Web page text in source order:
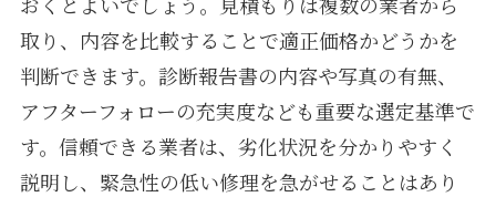
取り、内容を比較することで適正価格かどうかを
判断できます。診断報告書の内容や写真の有無、
アフターフォローの充実度なども重要な選定基準で
す。信頼できる業者は、劣化状況を分かりやすく
説明し、緊急性の低い修理を急がせることはあり